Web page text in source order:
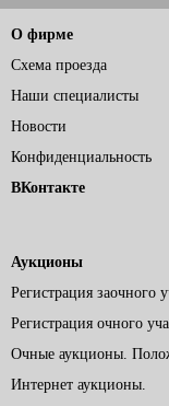
О фирме
Схема проезда
Наши специалисты
Новости
Конфиденциальность
ВКонтакте
Аукционы
Регистрация заочного
Регистрация очного
Очные аукционы.
Интернет аукционы.